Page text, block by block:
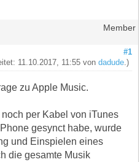
Member
#1
11.10.2017, 11:55 vondadude .)
zu Apple Music.
per Kabel von iTunes
gesynct habe, wurde
und Einspielen eines
die gesamte Musik